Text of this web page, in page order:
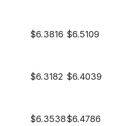
$6.3816 $6.5109
$6.3182 $6.4039
$6.3538$6.4786